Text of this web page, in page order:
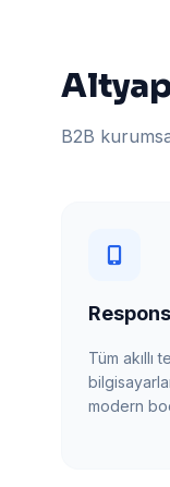
B2B
Tüm akıllı
modern